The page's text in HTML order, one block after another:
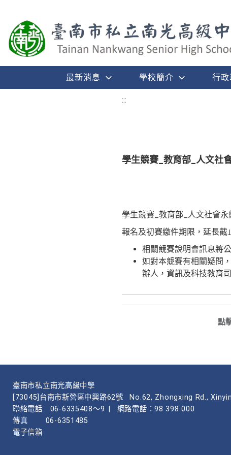
最新消息 學校簡介 行政
:::
學生競賽_教育部_人文社
學生競賽_教育部_人文社會
報名及初賽繳件期限，延長截
相關競賽說明會訊息將
如對本競賽有相關疑問
辦人，資訊及科技教育
點
臺南市私立南光高級中學
[73045]台南市新營區中興路62號
No.62, Zhongxing Rd.,
聯絡電話
06-6335408～9
網路電話：98 398 000
傳真
06-6351485
電子信箱